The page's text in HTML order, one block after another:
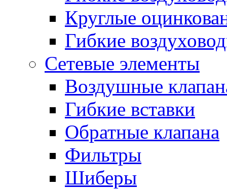
Круглые
Гибкие
Сетевые элементы
Воздушные
Гибкие вставки
Обратные клапана
Фильтры
Шиберы